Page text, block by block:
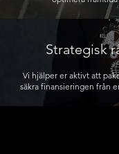
Strategisk
Vi hjälper er aktivt att
säkra finansieringen från